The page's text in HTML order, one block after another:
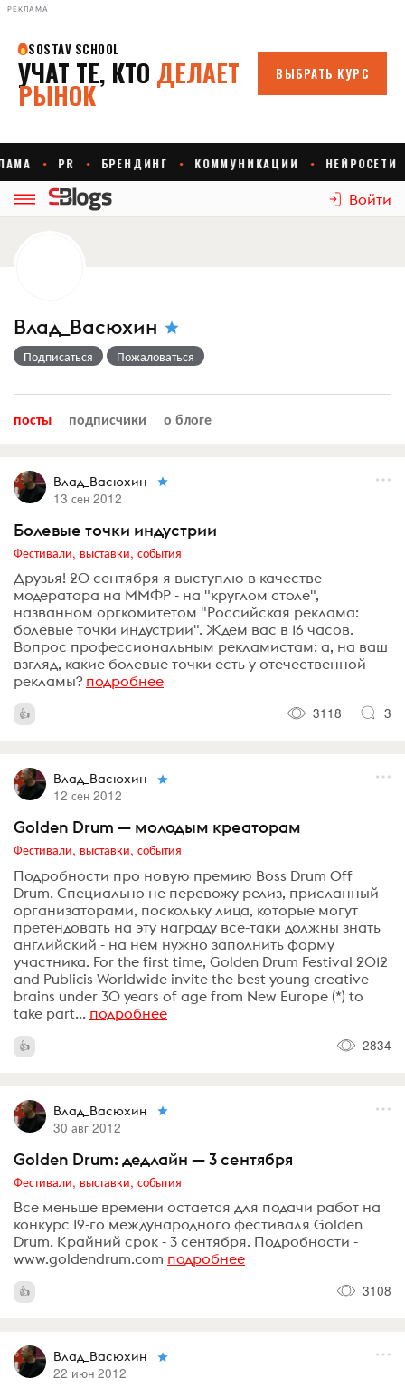
РЕКЛАМА
Войти
Влад_Васюхин
Подписаться Пожаловаться
посты подписчики о блоге
Влад_Васюхин
13 сен 2012
Болевые точки индустрии
Фестивали, выставки, события
Друзья! 20 сентября я выступлю в качестве
модератора на ММФР - на "круглом столе",
названном оргкомитетом "Российская реклама:
болевые точки индустрии". Ждем вас в 16 часов.
Вопрос профессиональным рекламистам: а, на ваш
взгляд, какие болевые точки есть у отечественной
рекламы? подробнее
3118
3
Влад_Васюхин
12 сен 2012
Golden Drum — молодым креаторам
Фестивали, выставки, события
Подробности про новую премию Boss Drum Off
Drum. Специально не перевожу релиз, присланный
организаторами, поскольку лица, которые могут
претендовать на эту награду все-таки должны знать
английский - на нем нужно заполнить форму
участника. For the first time, Golden Drum Festival 2012
and Publicis Worldwide invite the best young creative
brains under 30 years of age from New Europe (*) to
take part... подробнее
2834
Влад_Васюхин
30 авг 2012
Golden Drum: дедлайн — 3 сентября
Фестивали, выставки, события
Все меньше времени остается для подачи работ на
конкурс 19-го международного фестиваля Golden
Drum. Крайний срок - 3 сентября. Подробности -
www.goldendrum.com подробнее
3108
Влад_Васюхин
22 июн 2012